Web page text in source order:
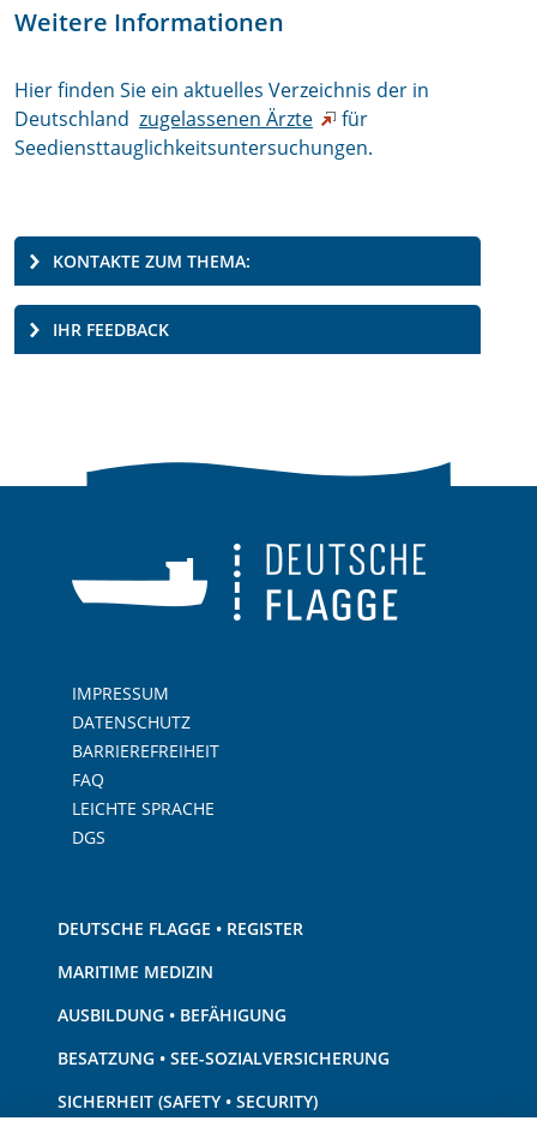
Weitere Informationen
Hier finden Sie ein aktuelles Verzeichnis der in
Deutschland zugelassenen Ärzte
für
Seediensttauglichkeitsuntersuchungen.
KONTAKTE ZUM THEMA:
IHR FEEDBACK
IMPRESSUM
DATENSCHUTZ
BARRIEREFREIHEIT
FAQ
LEICHTE SPRACHE
DGS
DEUTSCHE FLAGGE • REGISTER
MARITIME MEDIZIN
AUSBILDUNG • BEFÄHIGUNG
BESATZUNG • SEE-SOZIALVERSICHERUNG
SICHERHEIT (SAFETY • SECURITY)